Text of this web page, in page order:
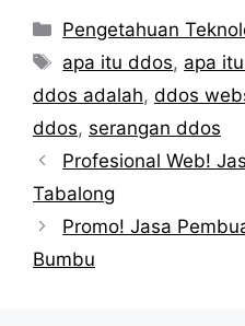
Categories
Pengetahuan
Tags
apa itu ddos, apa
ddos adalah, ddos
ddos, serangan ddos
Profesional Web!
Tabalong
Promo! Jasa
Bumbu